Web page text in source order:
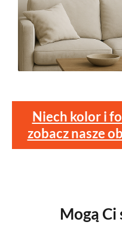
Niech kolor i
zobacz nasze
Mogą Ci